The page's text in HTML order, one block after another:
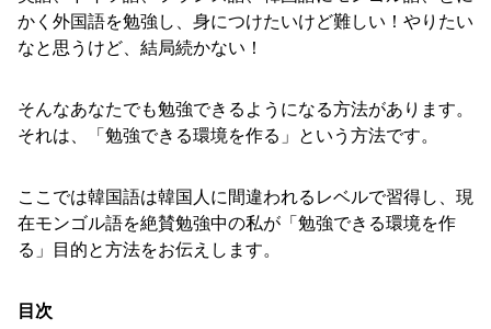
かく外国語を勉強し、身につけたいけど難しい！やりたい
なと思うけど、結局続かない！
そんなあなたでも勉強できるようになる方法があります。
それは、「勉強できる環境を作る」という方法です。
ここでは韓国語は韓国人に間違われるレベルで習得し、現
在モンゴル語を絶賛勉強中の私が「勉強できる環境を作
る」目的と方法をお伝えします。
目次